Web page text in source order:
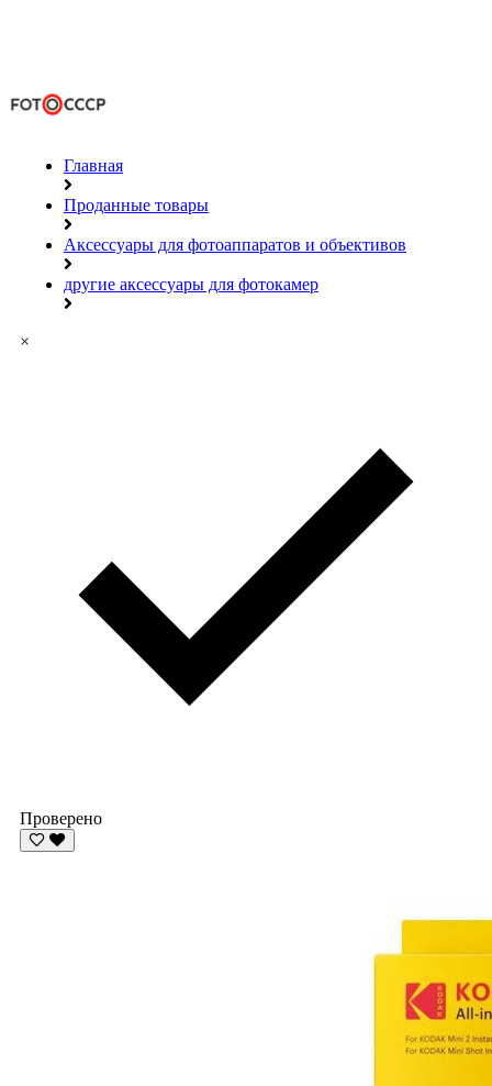
Главная
Проданные товары
Аксессуары для фотоаппаратов и объективов
другие аксессуары для фотокамер
×
Проверено